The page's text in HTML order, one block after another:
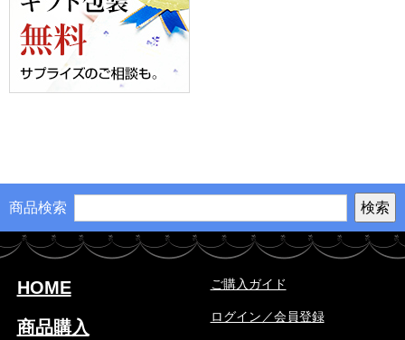
商品検索
HOME
商品購入
ご購入ガイド
ログイン／会員登録